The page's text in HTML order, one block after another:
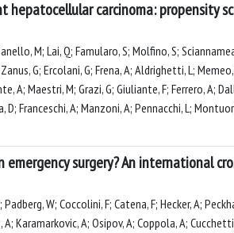
carcinoma: propensity
M; Lai, Q; Famularo, S; Molfino, S;
G; Ercolani, G; Frena, A; Aldrighetti, L;
A; Maestri, M; Grazi, G; Giuliante, F; Ferrero, A;
Franceschi, A; Manzoni, A; Pennacchi, L;
surgery? An international
W; Coccolini, F; Catena, F; Hecker, A;
Karamarkovic, A; Osipov, A; Coppola, A;